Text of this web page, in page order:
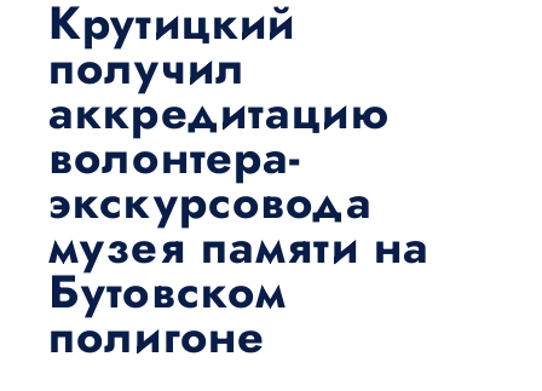
Крутицкий
получил
аккредитацию
волонтера-
экскурсовода
музея памяти на
Бутовском
полигоне